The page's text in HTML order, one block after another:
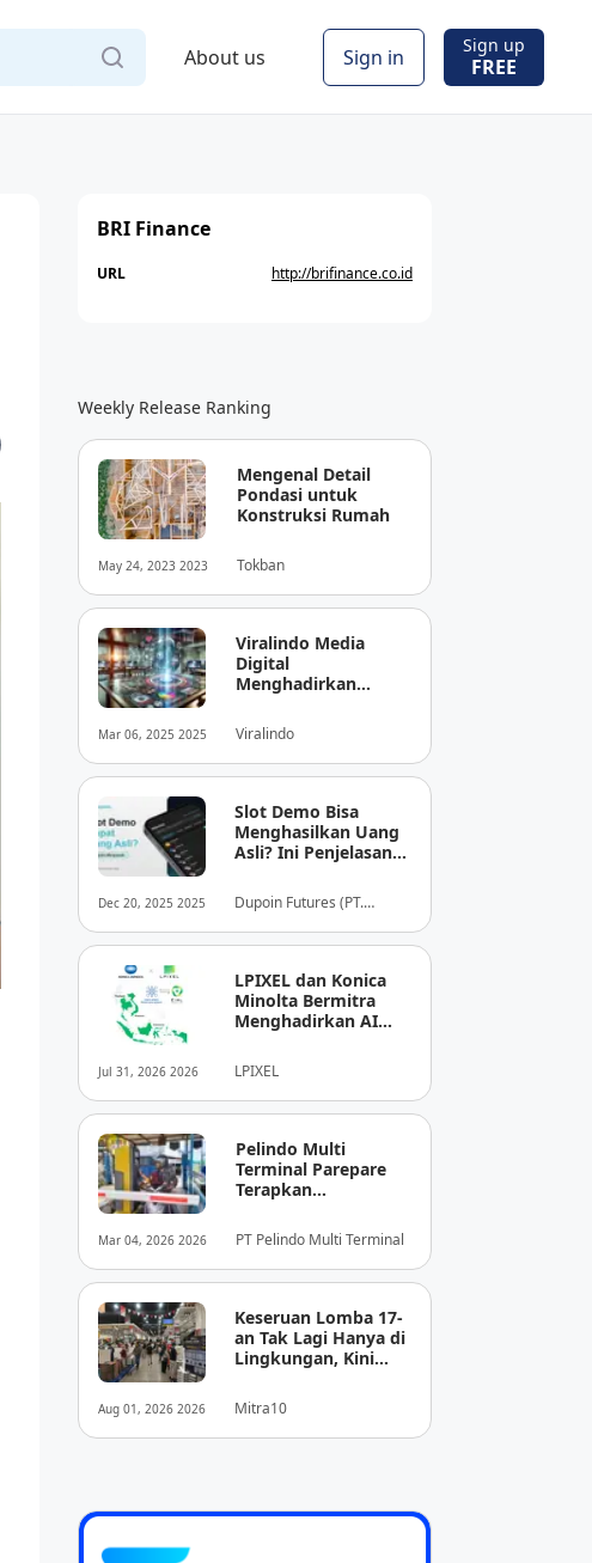
About us Sign in Sign up
FREE
BRI Finance
URL http://brifinance.co.id
Weekly Release Ranking
May 24, 2023 2023
Mengenal Detail
Pondasi untuk
Konstruksi Rumah
Tokban
Mar 06, 2025 2025
Viralindo Media
Digital
Menghadirkan
Dunia Media Digital
Indonesia
Viralindo
Dec 20, 2025 2025
Slot Demo Bisa
Menghasilkan Uang
Asli? Ini Penjelasan
Dupoin Futures (PT.
Jul 31, 2026 2026
LPIXEL dan Konica
Minolta Bermitra
Menghadirkan AI
Diagnosis Berbasis
Pencitraan Medis
“EIRL” di ASEAN
LPIXEL
Mar 04, 2026 2026
Pelindo Multi
Terminal Parepare
Terapkan
Nontunai di Pintu
Masuk Pelabuhan
Nusantara
PT Pelindo Multi Terminal
Aug 01, 2026 2026
Keseruan Lomba 17-
an Tak Lagi Hanya di
Lingkungan, Kini
Berbelanja
Mitra10